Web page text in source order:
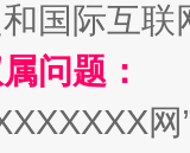
国际互
问题：